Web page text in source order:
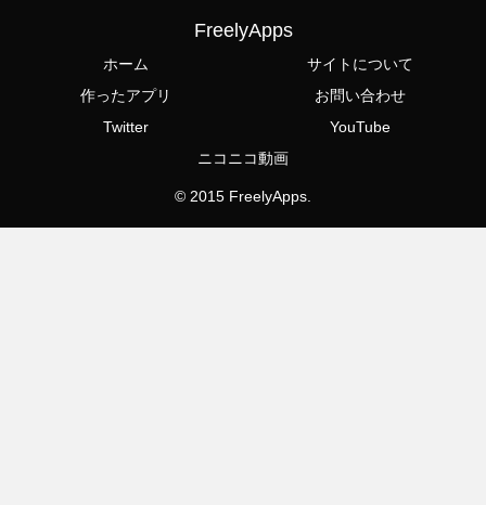
FreelyApps
ホーム
サイトについて
作ったアプリ
お問い合わせ
Twitter
YouTube
ニコニコ動画
© 2015 FreelyApps.